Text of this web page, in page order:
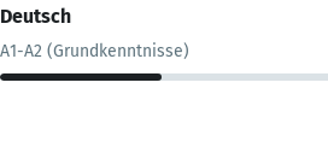
Deutsch
A1-A2 (Grundkenntnisse)